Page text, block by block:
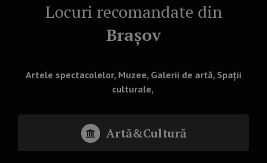
Locuri recomandate din
Brașov
Artele spectacolelor, Muzee, Galerii de artă, Spații
culturale,
Artă&Cultură